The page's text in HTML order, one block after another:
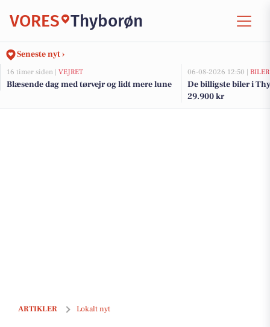
VORES Thyborøn
Seneste nyt ›
16 timer siden | VEJRET
Blæsende dag med tørvejr og lidt mere lune
06-08-2026 12:50 | BILER
De billigste biler i
29.900 kr
ARTIKLER Lokalt nyt
Lemvig Kommune fremlægger nye analyser med fokus på